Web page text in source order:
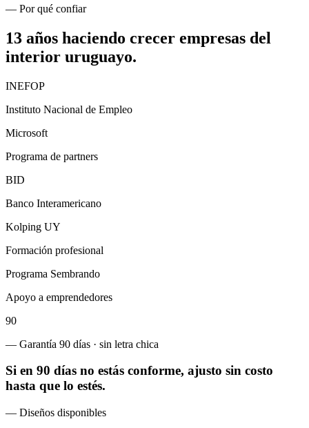
— Por qué confiar
13 años haciendo crecer empresas del
interior uruguayo.
INEFOP
Instituto Nacional de Empleo
Microsoft
Programa de partners
BID
Banco Interamericano
Kolping UY
Formación profesional
Programa Sembrando
Apoyo a emprendedores
90
— Garantía 90 días · sin letra chica
Si en 90 días no estás conforme, ajusto sin costo
hasta que lo estés.
— Diseños disponibles